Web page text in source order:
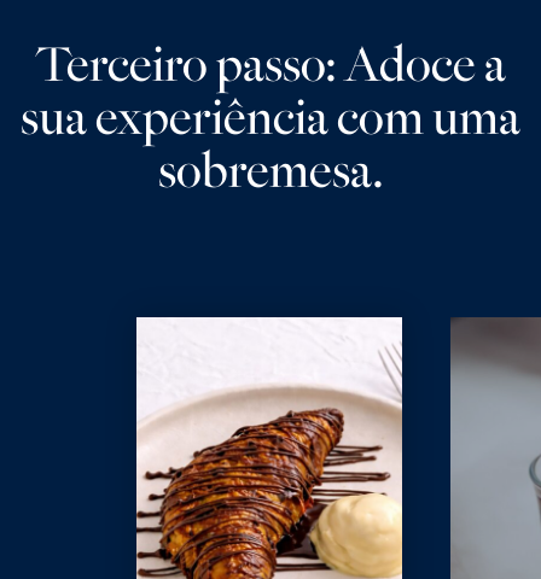
Terceiro passo: Adoce a
sua experiência com uma
sobremesa.